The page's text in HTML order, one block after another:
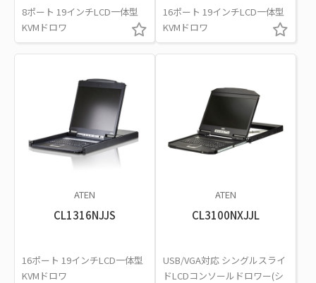
8ポート 19インチLCD一体型
KVMドロワ
16ポート 19インチLCD一体型
KVMドロワ
ATEN
CL1316NJJS
16ポート 19インチLCD一体型
KVMドロワ
ATEN
CL3100NXJJL
USB/VGA対応 シングルスライ
ドLCDコンソールドロワー(シ